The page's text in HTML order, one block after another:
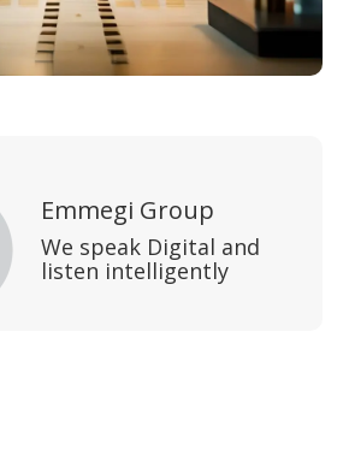
Emmegi Group
We speak Digital and
listen intelligently